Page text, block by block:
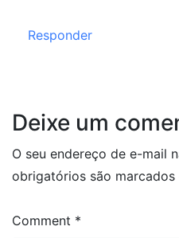
Responder
Deixe um
O seu endereço de e-mail
obrigatórios são marcados
Comment *